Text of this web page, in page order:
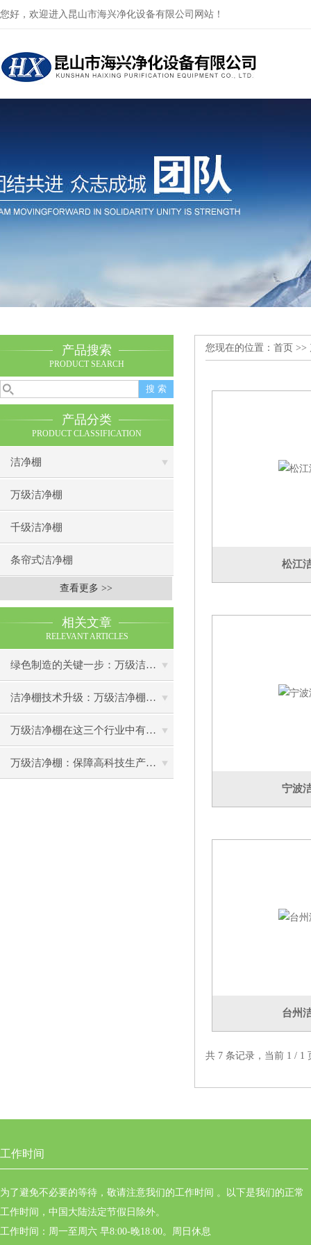
您好，欢迎进入昆山市海兴净化设备有限公司网站！
产品搜索
PRODUCT SEARCH
产品分类
PRODUCT CLASSIFICATION
洁净棚
万级洁净棚
千级洁净棚
条帘式洁净棚
查看更多 >>
相关文章
RELEVANT ARTICLES
绿色制造的关键一步：万级洁净棚助力环保型半导体产业发展
洁净棚技术升级：万级洁净棚在半导体工业中的应用
万级洁净棚在这三个行业中有着广泛应用
万级洁净棚：保障高科技生产的清洁环境
您现在的位置： 首页 >>
松江
宁波
台州
共 7 条记录，当前 1 /
工作时间
为了避免不必要的等待，敬请注意我们的工作时间 。以下是我们的正常
工作时间，中国大陆法定节假日除外。
工作时间：周一至周六 早8:00-晚18:00。周日休息